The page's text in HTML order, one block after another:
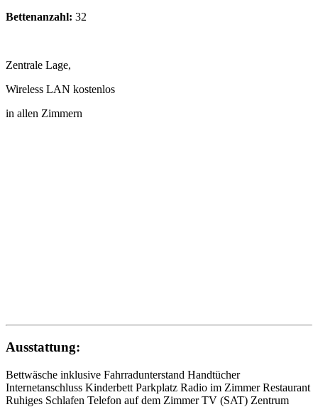
Bettenanzahl: 32
Zentrale Lage,
Wireless LAN kostenlos
in allen Zimmern
Ausstattung:
Bettwäsche inklusive Fahrradunterstand Handtücher
Internetanschluss Kinderbett Parkplatz Radio im ZimmerRestaurant
Ruhiges Schlafen Telefon auf dem ZimmerTV (SAT) Zentrum